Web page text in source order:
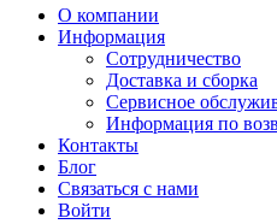
О компании
Информация
Сотрудничество
Доставка и сборка
Сервисное
Информация по
Контакты
Блог
Связаться с нами
Войти